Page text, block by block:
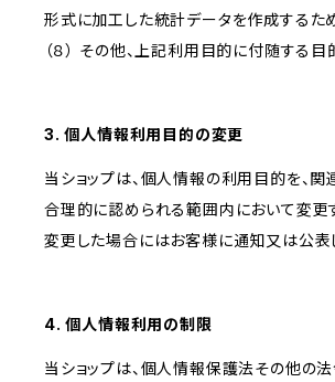
形式に加工した統計データを作成するた
（８） その他、上記利用目的に付随する目
3. 個人情報利用目的の変更
当ショップは、個人情報の利用目的を、関
合理的に認められる範囲内において変更
変更した場合にはお客様に通知又は公表
4. 個人情報利用の制限
当ショップは、個人情報保護法その他の